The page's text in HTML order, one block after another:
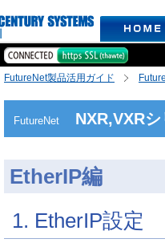
FutureNet製品活用ガイド
FutureNet NXR,VXR
EtherIP編
1. EtherIP設定